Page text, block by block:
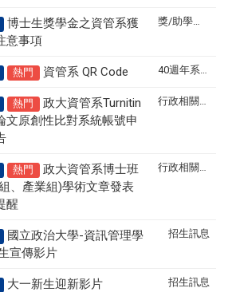
博士生獎學金之資管系獲
意事項
獎/助學金公告
熱門 資管系 QR Code 40週年系慶
熱門
政大資管系Turnitin
文原創性比對系統帳號申
行政相關訊息
熱門
政大資管系博士班
、產業組)學術文章發表
醒
行政相關訊息
國立政治大學-資訊管理學
宣傳影片
招生訊息
大一新生迎新影片 招生訊息